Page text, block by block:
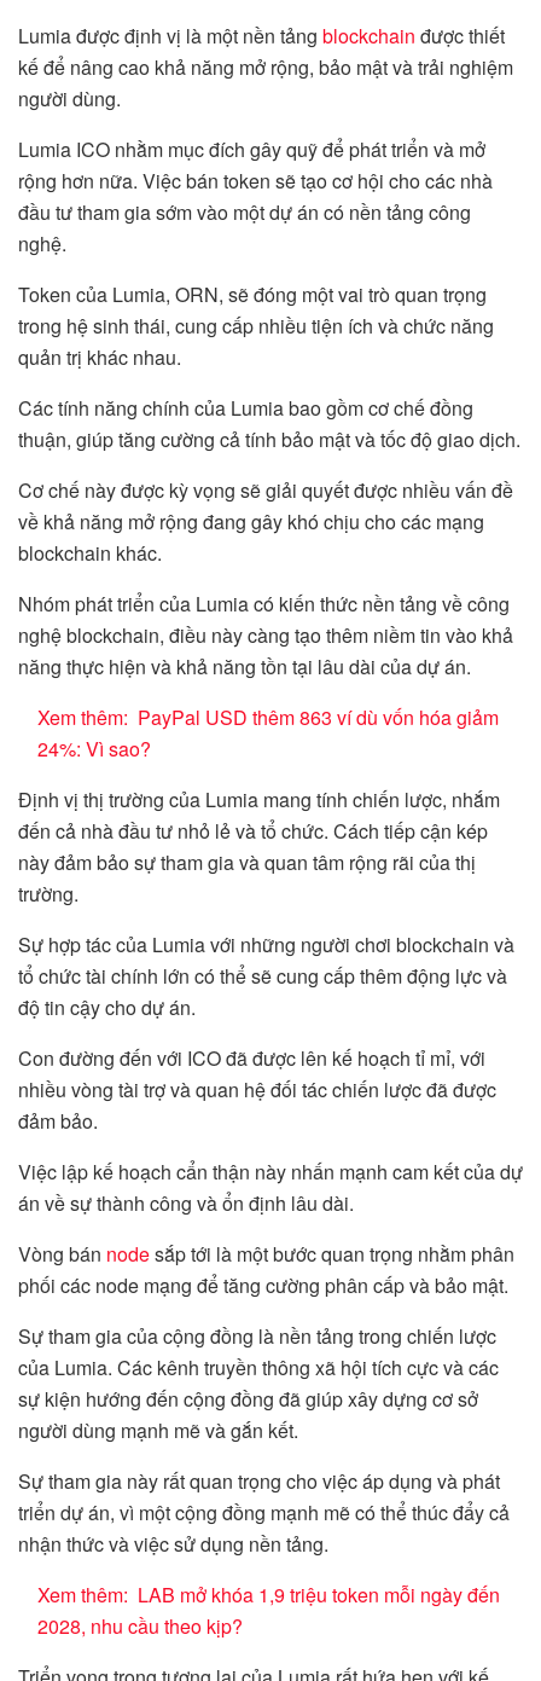
Lumia được định vị là một nền tảng blockchain được thiết
kế để nâng cao khả năng mở rộng, bảo mật và trải nghiệm
người dùng.
Lumia ICO nhằm mục đích gây quỹ để phát triển và mở
rộng hơn nữa. Việc bán token sẽ tạo cơ hội cho các nhà
đầu tư tham gia sớm vào một dự án có nền tảng công
nghệ.
Token của Lumia, ORN, sẽ đóng một vai trò quan trọng
trong hệ sinh thái, cung cấp nhiều tiện ích và chức năng
quản trị khác nhau.
Các tính năng chính của Lumia bao gồm cơ chế đồng
thuận, giúp tăng cường cả tính bảo mật và tốc độ giao dịch.
Cơ chế này được kỳ vọng sẽ giải quyết được nhiều vấn đề
về khả năng mở rộng đang gây khó chịu cho các mạng
blockchain khác.
Nhóm phát triển của Lumia có kiến ​​thức nền tảng về công
nghệ blockchain, điều này càng tạo thêm niềm tin vào khả
năng thực hiện và khả năng tồn tại lâu dài của dự án.
Xem thêm: PayPal USD thêm 863 ví dù vốn hóa giảm
24%: Vì sao?
Định vị thị trường của Lumia mang tính chiến lược, nhắm
đến cả nhà đầu tư nhỏ lẻ và tổ chức. Cách tiếp cận kép
này đảm bảo sự tham gia và quan tâm rộng rãi của thị
trường.
Sự hợp tác của Lumia với những người chơi blockchain và
tổ chức tài chính lớn có thể sẽ cung cấp thêm động lực và
độ tin cậy cho dự án.
Con đường đến với ICO đã được lên kế hoạch tỉ mỉ, với
nhiều vòng tài trợ và quan hệ đối tác chiến lược đã được
đảm bảo.
Việc lập kế hoạch cẩn thận này nhấn mạnh cam kết của dự
án về sự thành công và ổn định lâu dài.
Vòng bán nodesắp tới là một bước quan trọng nhằm phân
phối các node mạng để tăng cường phân cấp và bảo mật.
Sự tham gia của cộng đồng là nền tảng trong chiến lược
của Lumia. Các kênh truyền thông xã hội tích cực và các
sự kiện hướng đến cộng đồng đã giúp xây dựng cơ sở
người dùng mạnh mẽ và gắn kết.
Sự tham gia này rất quan trọng cho việc áp dụng và phát
triển dự án, vì một cộng đồng mạnh mẽ có thể thúc đẩy cả
nhận thức và việc sử dụng nền tảng.
Xem thêm: LAB mở khóa 1,9 triệu token mỗi ngày đến
2028, nhu cầu theo kịp?